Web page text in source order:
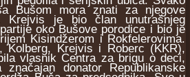
Bušom mora znati za njegove
Krejvis je bio član unutrašnjeg
oko Bušove porodice i bio je
Kisindžerom i Rokfelerovima.
Kolberg, Krejvis i Roberc (KKR),
vlasnik Centra za brigu o deci,
donator Republikanske